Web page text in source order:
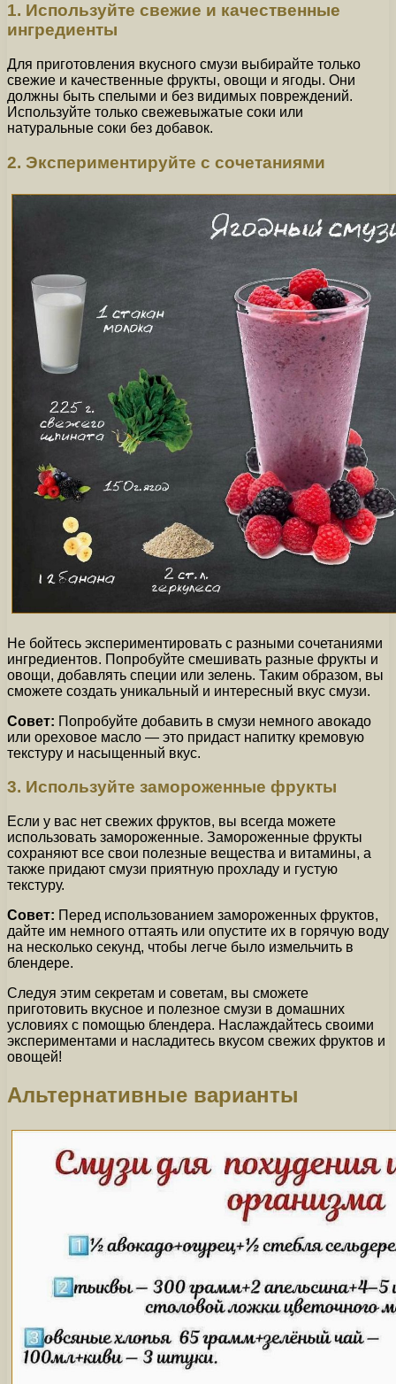
1. Используйте свежие и качественные
ингредиенты
Для приготовления вкусного смузи выбирайте только
свежие и качественные фрукты, овощи и ягоды. Они
должны быть спелыми и без видимых повреждений.
Используйте только свежевыжатые соки или
натуральные соки без добавок.
2. Экспериментируйте с сочетаниями
Не бойтесь экспериментировать с разными сочетаниями
ингредиентов. Попробуйте смешивать разные фрукты и
овощи, добавлять специи или зелень. Таким образом, вы
сможете создать уникальный и интересный вкус смузи.
Совет: Попробуйте добавить в смузи немного авокадо
или ореховое масло — это придаст напитку кремовую
текстуру и насыщенный вкус.
3. Используйте замороженные фрукты
Если у вас нет свежих фруктов, вы всегда можете
использовать замороженные. Замороженные фрукты
сохраняют все свои полезные вещества и витамины, а
также придают смузи приятную прохладу и густую
текстуру.
Совет: Перед использованием замороженных фруктов,
дайте им немного оттаять или опустите их в горячую воду
на несколько секунд, чтобы легче было измельчить в
блендере.
Следуя этим секретам и советам, вы сможете
приготовить вкусное и полезное смузи в домашних
условиях с помощью блендера. Наслаждайтесь своими
экспериментами и насладитесь вкусом свежих фруктов и
овощей!
Альтернативные варианты